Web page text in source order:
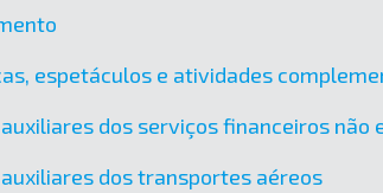
espetáculos e atividades
dos serviços financeiros
dos transportes aéreos